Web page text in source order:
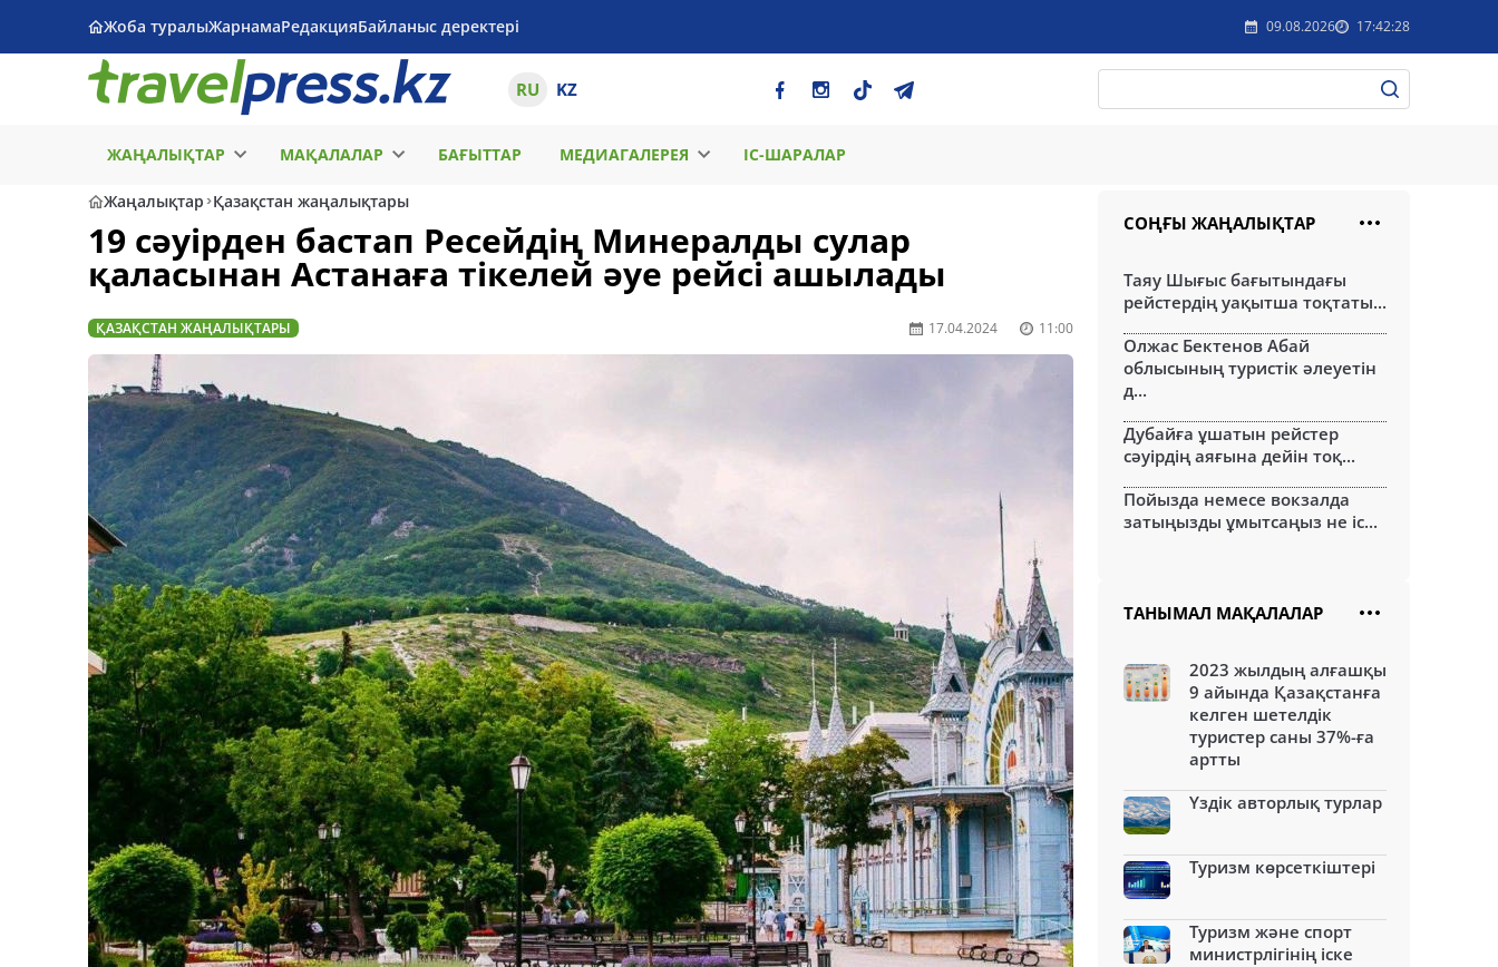
Жоба туралыЖарнамаРедакцияБайланыс деректері 09.08.2026 17:42:28
RU KZ
ЖАҢАЛЫҚТАР МАҚАЛАЛАР БАҒЫТТАР МЕДИАГАЛЕРЕЯ ІС-ШАРАЛАР
Жаңалықтар Қазақстан жаңалықтары
19 сәуірден бастап Ресейдің Минералды сулар
қаласынан Астанаға тікелей әуе рейсі ашылады
ҚАЗАҚСТАН ЖАҢАЛЫҚТАРЫ 17.04.2024 11:00
СОҢҒЫ ЖАҢАЛЫҚТАР
Таяу Шығыс бағытындағы
рейстердің уақытша тоқтаты...
Олжас Бектенов Абай
облысының туристік әлеуетін
д...
Дубайға ұшатын рейстер
сәуірдің аяғына дейін тоқ...
Пойызда немесе вокзалда
затыңызды ұмытсаңыз не іс...
ТАНЫМАЛ МАҚАЛАЛАР
2023 жылдың алғашқы
9 айында Қазақстанға
келген шетелдік
туристер саны 37%-ға
артты
Үздік авторлық турлар
Туризм көрсеткіштері
Туризм және спорт
министрлігінің іске